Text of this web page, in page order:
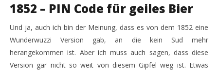
1852 – PIN Code für geiles Bier
Und ja, auch ich bin der Meinung, dass es von dem 1852 eine
Wunderwuzzi Version gab, an die kein Sud mehr
herangekommen ist. Aber ich muss auch sagen, dass diese
Version gar nicht so weit von diesem Gipfel weg ist. Etwas